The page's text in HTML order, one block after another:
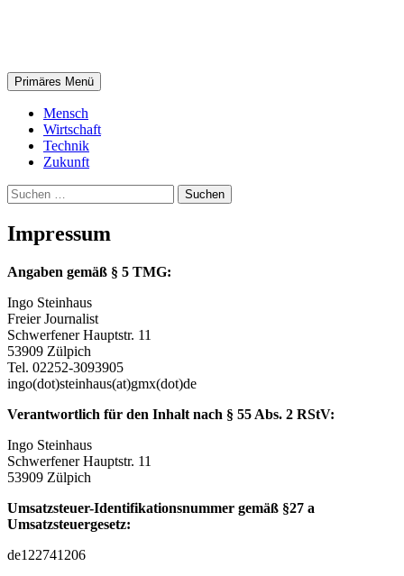
Suchen
Primäres Menü
Mensch
Wirtschaft
Technik
Zukunft
Suchen
nach:
Impressum
Angaben gemäß § 5 TMG:
Ingo Steinhaus
Freier Journalist
Schwerfener Hauptstr. 11
53909 Zülpich
Tel. 02252-3093905
ingo(dot)steinhaus(at)gmx(dot)de
Verantwortlich für den Inhalt nach § 55 Abs. 2 RStV:
Ingo Steinhaus
Schwerfener Hauptstr. 11
53909 Zülpich
Umsatzsteuer-Identifikationsnummer gemäß §27 a
Umsatzsteuergesetz:
de122741206